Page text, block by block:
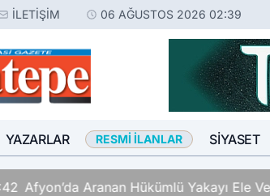
İLETIŞIM 06 AĞUSTOS 2026 02:39
YAZARLAR RESMI İLANLAR SIYASET
Afyon’da Aranan Hükümlü Yakayı Ele